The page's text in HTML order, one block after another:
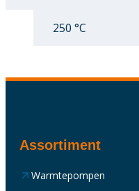
250 °C
Assortiment
Warmtepompen